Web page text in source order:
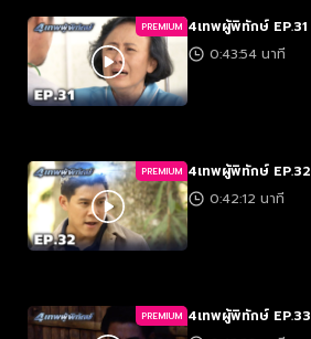
PREMIUM 4เทพผู้พิทักษ์ EP.31
0:43:54 นาที
PREMIUM 4เทพผู้พิทักษ์ EP.32
0:42:12 นาที
PREMIUM 4เทพผู้พิทักษ์ EP.33